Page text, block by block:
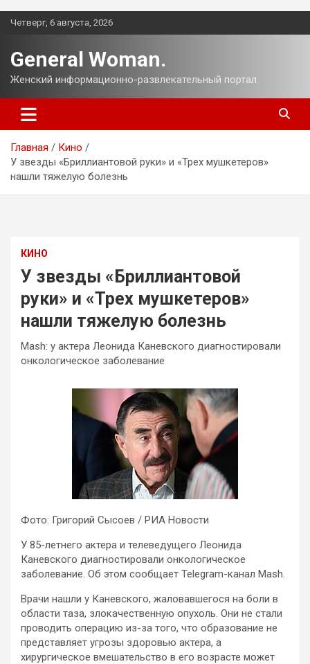
Перейти
Четверг, 6 августа, 2026
General Woman.
Женский информационно-развлекательный портал.
Главная
Кино
У звезды «Бриллиантовой руки» и «Трех мушкетеров»
нашли тяжелую болезнь
КИНО
У звезды «Бриллиантовой
руки» и «Трех мушкетеров»
нашли тяжелую болезнь
Mash: у актера Леонида Каневского диагностировали
онкологическое заболевание
Фото: Григорий Сысоев / РИА Новости
У 85-летнего актера и телеведущего Леонида
Каневского диагностировали онкологическое
заболевание. Об этом сообщает Telegram-канал Mash.
Врачи нашли у Каневского, жаловавшегося на боли в
области таза, злокачественную опухоль. Они не стали
проводить операцию из-за того, что образование не
представляет угрозы здоровью актера, а
хирургическое вмешательство в его возрасте может